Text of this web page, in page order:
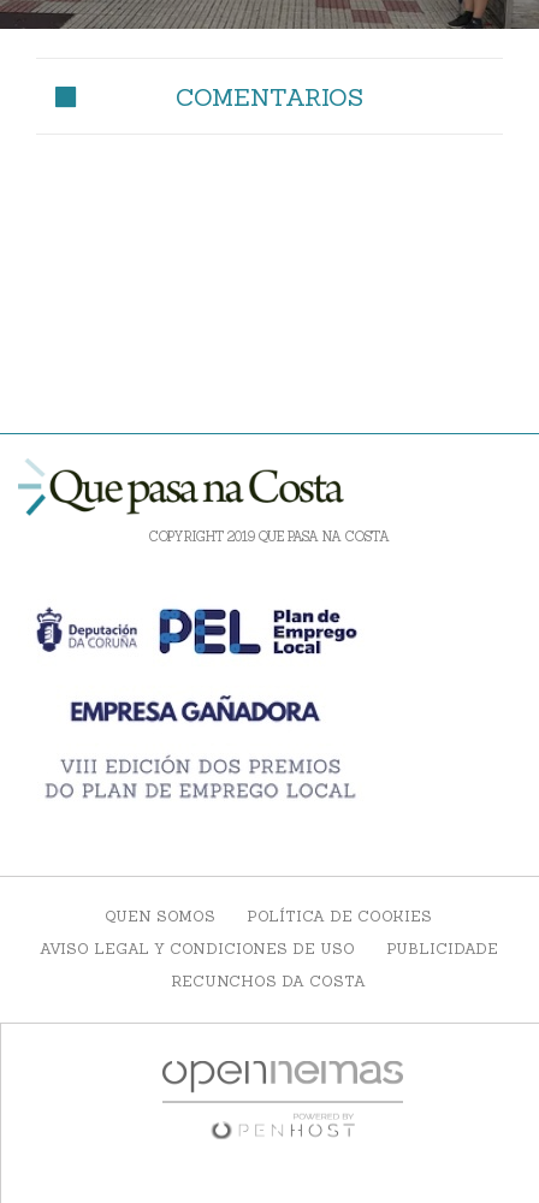
de biogás
COMENTARIOS
COPYRIGHT 2019 QUE PASA NA COSTA
QUEN SOMOS
POLÍTICA DE COOKIES
AVISO LEGAL Y CONDICIONES DE USO
PUBLICIDADE
RECUNCHOS DA COSTA